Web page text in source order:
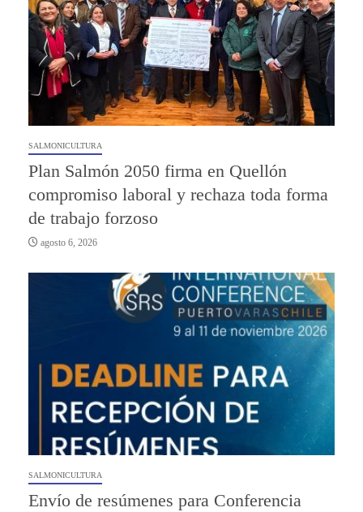
SALMONICULTURA
Plan Salmón 2050 firma en Quellón
compromiso laboral y rechaza toda forma
de trabajo forzoso
agosto 6, 2026
SALMONICULTURA
Envío de resúmenes para Conferencia